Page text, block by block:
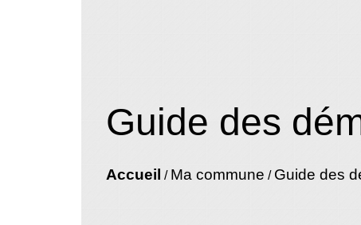
Guide des
Accueil / Ma commune / Guide des